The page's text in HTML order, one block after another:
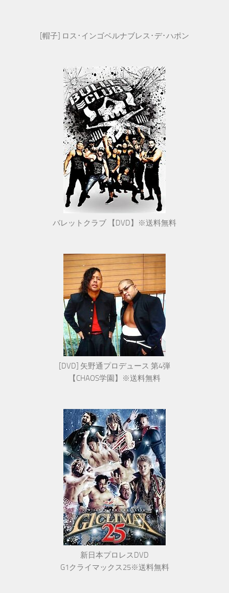
[帽子] ロス･インゴベルナブレス･デ･ハポン
バレットクラブ 【DVD】※送料無料
[DVD] 矢野通プロデュース 第4弾
【CHAOS学園】※送料無料
新日本プロレスDVD
G1クライマックス25※送料無料